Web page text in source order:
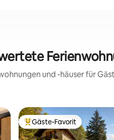
und -häuser für
Beliebter Gäste-Favorit.
Gäste-Favorit